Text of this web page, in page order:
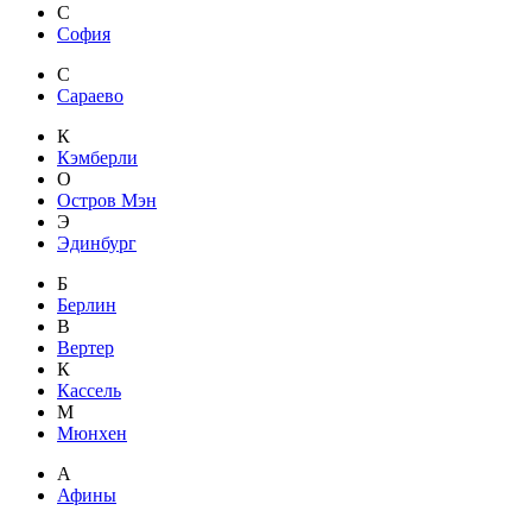
С
София
С
Сараево
К
Кэмберли
О
Остров Мэн
Э
Эдинбург
Б
Берлин
В
Вертер
К
Кассель
М
Мюнхен
А
Афины